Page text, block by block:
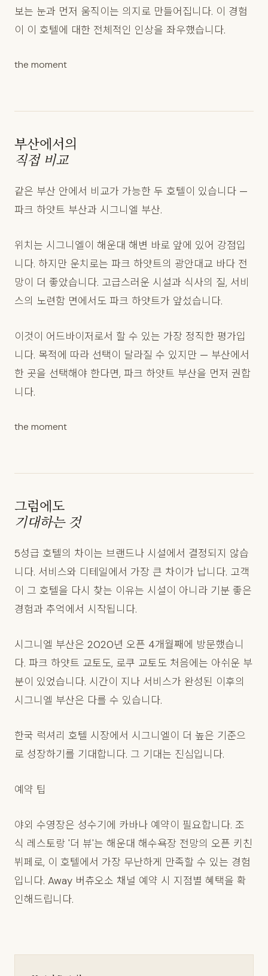
보는 눈과 먼저 움직이는 의지로 만들어집니다. 이 경험
이 이 호텔에 대한 전체적인 인상을 좌우했습니다.
the moment
부산에서의
직접 비교
같은 부산 안에서 비교가 가능한 두 호텔이 있습니다 —
파크 하얏트 부산과 시그니엘 부산.
위치는 시그니엘이 해운대 해변 바로 앞에 있어 강점입
니다. 하지만 운치로는 파크 하얏트의 광안대교 바다 전
망이 더 좋았습니다. 고급스러운 시설과 식사의 질, 서비
스의 노련함 면에서도 파크 하얏트가 앞섰습니다.
이것이 어드바이저로서 할 수 있는 가장 정직한 평가입
니다. 목적에 따라 선택이 달라질 수 있지만 — 부산에서
한 곳을 선택해야 한다면, 파크 하얏트 부산을 먼저 권합
니다.
the moment
그럼에도
기대하는 것
5성급 호텔의 차이는 브랜드나 시설에서 결정되지 않습
니다. 서비스와 디테일에서 가장 큰 차이가 납니다. 고객
이 그 호텔을 다시 찾는 이유는 시설이 아니라 기분 좋은
경험과 추억에서 시작됩니다.
시그니엘 부산은 2020년 오픈 4개월째에 방문했습니
다. 파크 하얏트 교토도, 로쿠 교토도 처음에는 아쉬운 부
분이 있었습니다. 시간이 지나 서비스가 완성된 이후의
시그니엘 부산은 다를 수 있습니다.
한국 럭셔리 호텔 시장에서 시그니엘이 더 높은 기준으
로 성장하기를 기대합니다. 그 기대는 진심입니다.
예약 팁
야외 수영장은 성수기에 카바나 예약이 필요합니다. 조
식 레스토랑 '더 뷰'는 해운대 해수욕장 전망의 오픈 키친
뷔페로, 이 호텔에서 가장 무난하게 만족할 수 있는 경험
입니다. Away 버츄오소 채널 예약 시 지점별 혜택을 확
인해드립니다.